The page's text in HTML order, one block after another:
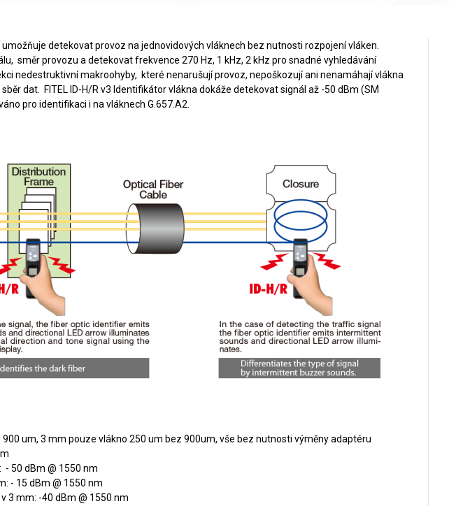
umožňuje detekovat provoz na jednovidových vláknech bez nutnosti rozpojení vláken.
směr provozu a detekovat frekvence 270 Hz, 1 kHz, 2 kHz pro snadné vyhledávání
nedestruktivní makroohyby, které nenarušují provoz, nepoškozují ani nenamáhají vlákna
dat. FITEL ID-H/R v3 Identifikátor vlákna dokáže detekovat signál až -50 dBm (SM
pro identifikaci i na vláknech G.657.A2.
um, 3 mm pouze vlákno 250 um bez 900um, vše bez nutnosti výměny adaptéru
- 50 dBm @ 1550 nm
- 15 dBm @ 1550 nm
3 mm: -40 dBm @ 1550 nm